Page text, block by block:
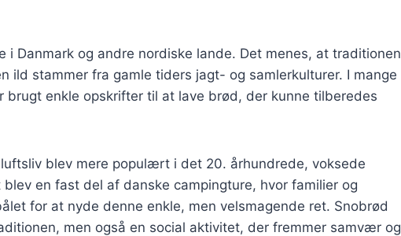
i Danmark og andre nordiske lande. Det menes, at traditionen
ild stammer fra gamle tiders jagt- og samlerkulturer. I mange
brugt enkle opskrifter til at lave brød, der kunne tilberedes
blev mere populært i det 20. århundrede, voksede
en fast del af danske campingture, hvor familier og
for at nyde denne enkle, men velsmagende ret. Snobrød
men også en social aktivitet, der fremmer samvær og